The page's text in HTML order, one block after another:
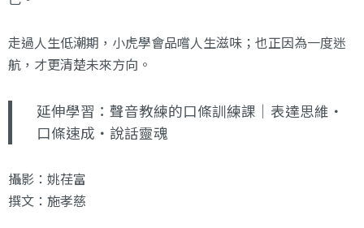
走過人生低潮期，小虎學會品嚐人生滋味；也正因為一度迷
航，才更清楚未來方向。
延伸學習： 聲音教練的口條訓練課｜表達思維・
口條速成・說話靈魂
攝影：姚荏富
撰文：施孝慈